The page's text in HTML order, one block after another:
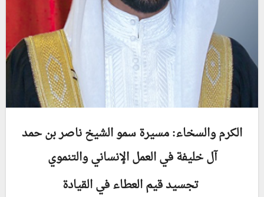
الكرم والسخاء: مسيرة سمو الشيخ ناصر بن حمد
آل خليفة في العمل الإنساني والتنموي
تجسيد قيم العطاء في القيادة